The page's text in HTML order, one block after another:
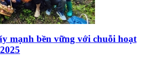
mạnh bền vững với chuỗi hoạt